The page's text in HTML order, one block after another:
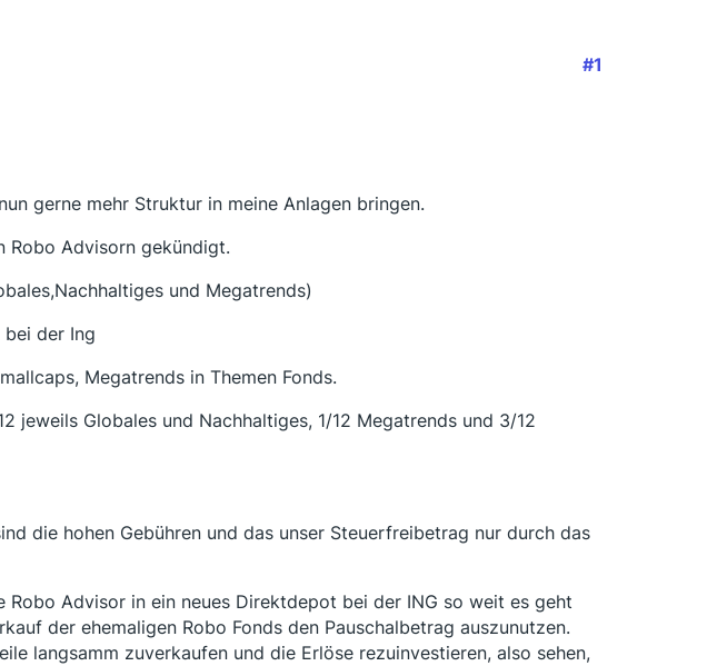
#1
gerne mehr Struktur in meine Anlagen bringen.
Robo Advisorn gekündigt.
und Megatrends)
bei der Ing
Megatrends in Themen Fonds.
jeweils Globales und Nachhaltiges, 1/12 Megatrends und 3/12
die hohen Gebühren und das unser Steuerfreibetrag nur durch das
Robo Advisor in ein neues Direktdepot bei der ING so weit es geht
der ehemaligen Robo Fonds den Pauschalbetrag auszunutzen.
langsamm zuverkaufen und die Erlöse rezuinvestieren, also sehen,